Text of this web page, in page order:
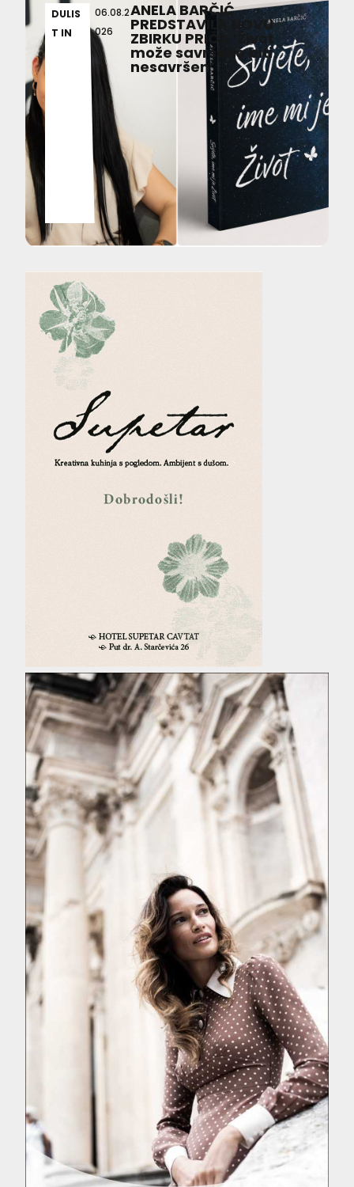
DULIS
T IN
06.08.2
026
ANELA BARČIĆ
PREDSTAVILA NOVU
ZBIRKU PRIČA ‘Život
može savršeno biti
nesavršen’